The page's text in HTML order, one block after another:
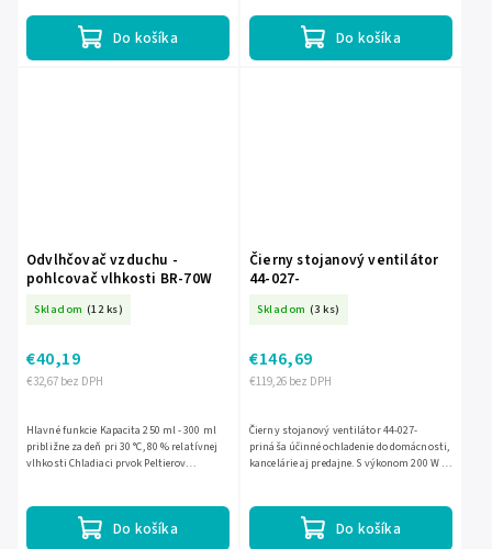
Do košíka Do košíka
Odvlhčovač vzduchu -
pohlcovač vlhkosti BR-70W
Skladom (12 ks)
€32,67 bez DPH
€40,19
Do košíka
Hlavné funkcie Kapacita 250 ml - 300 ml
približne za deň pri 30 °C, 80 % relatívnej
vlhkosti Chladiaci prvok Peltierov
Čierny stojanový ventilátor
44-027-
Skladom (3 ks)
€119,26 bez DPH
€146,69
Do košíka
Čierny stojanový ventilátor 44-027-
prináša účinné ochladenie do domácnosti,
kancelárie aj predajne. S výkonom 200 W a